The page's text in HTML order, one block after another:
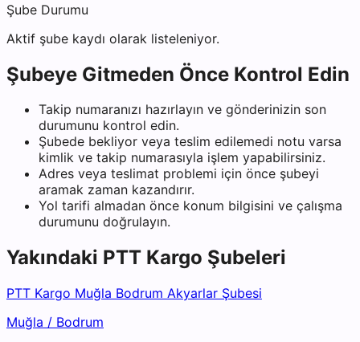
Şube Durumu
Aktif şube kaydı olarak listeleniyor.
Şubeye Gitmeden Önce Kontrol Edin
Takip numaranızı hazırlayın ve gönderinizin son
durumunu kontrol edin.
Şubede bekliyor veya teslim edilemedi notu varsa
kimlik ve takip numarasıyla işlem yapabilirsiniz.
Adres veya teslimat problemi için önce şubeyi
aramak zaman kazandırır.
Yol tarifi almadan önce konum bilgisini ve çalışma
durumunu doğrulayın.
Yakındaki PTT Kargo Şubeleri
PTT Kargo Muğla Bodrum Akyarlar Şubesi
Muğla / Bodrum